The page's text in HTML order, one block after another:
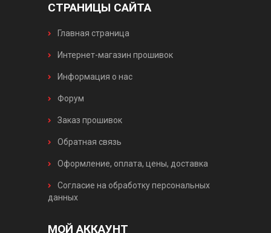
СТРАНИЦЫ САЙТА
Главная страница
Интернет-магазин прошивок
Информация о нас
Форум
Заказ прошивок
Обратная связь
Оформление, оплата, цены, доставка
Согласие на обработку персональных
данных
МОЙ АККАУНТ